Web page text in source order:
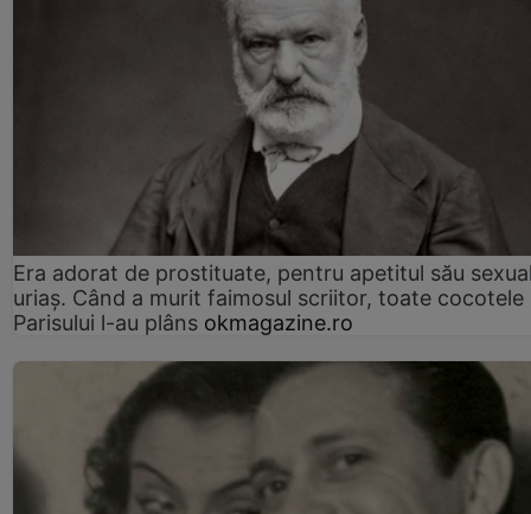
Era adorat de prostituate, pentru apetitul său
uriaș. Când a murit faimosul scriitor, toate cocotele
Parisului l-au plâns okmagazine.ro